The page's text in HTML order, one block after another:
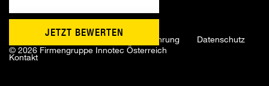
JETZT BEWERTEN
© 2026 Firmengruppe Innotec Österreich
Impressum AGB Widerrufsbelehrung
Datenschutz
Kontakt